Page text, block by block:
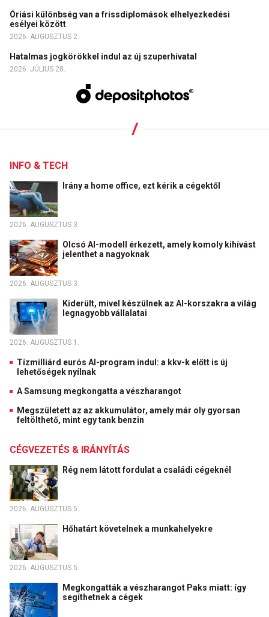
Óriási különbség van a frissdiplomások elhelyezkedési
esélyei között
2026. AUGUSZTUS 2.
Hatalmas jogkörökkel indul az új szuperhivatal
2026. JÚLIUS 28.
INFO & TECH
Irány a home office, ezt kérik a cégektől
2026. AUGUSZTUS 3.
Olcsó AI-modell érkezett, amely komoly kihívást
jelenthet a nagyoknak
2026. AUGUSZTUS 3.
Kiderült, mivel készülnek az AI-korszakra a világ
legnagyobb vállalatai
2026. AUGUSZTUS 1.
Tízmilliárd eurós AI-program indul: a kkv-k előtt is új
lehetőségek nyílnak
A Samsung megkongatta a vészharangot
Megszületett az az akkumulátor, amely már oly gyorsan
feltölthető, mint egy tank benzin
CÉGVEZETÉS & IRÁNYÍTÁS
Rég nem látott fordulat a családi cégeknél
2026. AUGUSZTUS 5.
Hőhatárt követelnek a munkahelyekre
2026. AUGUSZTUS 5.
Megkongatták a vészharangot Paks miatt: így
segíthetnek a cégek